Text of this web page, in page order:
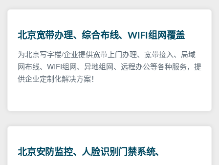
北京宽带办理、综合布线、WIFI组网覆盖
为北京写字楼/企业提供宽带上门办理、宽带接入、局域
网布线、WIFI组网、异地组网、远程办公等各种服务，提
供企业定制化解决方案！
北京安防监控、人脸识别门禁系统、